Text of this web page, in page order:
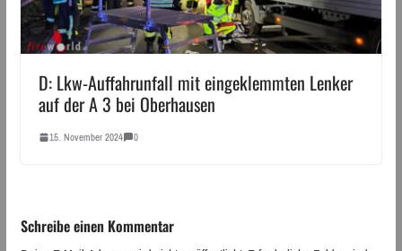
D: Lkw-Auffahrunfall mit eingeklemmten Lenker
auf der A 3 bei Oberhausen
15. November 2024 0
Schreibe einen Kommentar